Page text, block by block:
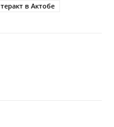
теракт в Актобе